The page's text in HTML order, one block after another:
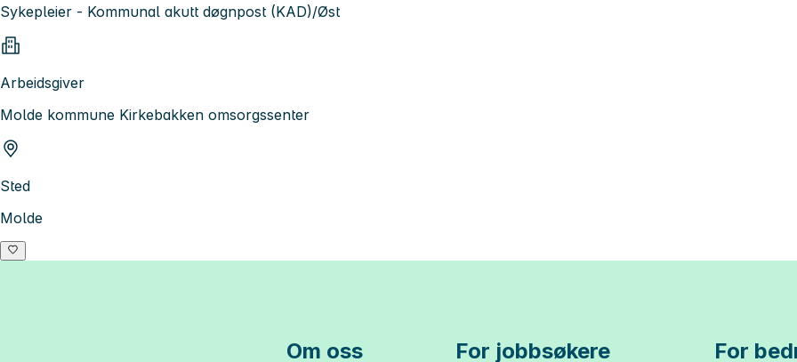
Sykepleier - Kommunal akutt døgnpost (KAD)/Øst
Arbeidsgiver
Molde kommune Kirkebakken omsorgssenter
Sted
Molde
Om oss For jobbsøkere For